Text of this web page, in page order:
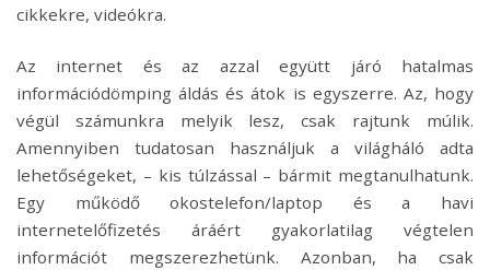
cikkekre, videókra.
Az internet és az azzal együtt járó hatalmas
információdömping áldás és átok is egyszerre. Az, hogy
végül számunkra melyik lesz, csak rajtunk múlik.
Amennyiben tudatosan használjuk a világháló adta
lehetőségeket, – kis túlzással – bármit megtanulhatunk.
Egy működő okostelefon/laptop és a havi
internetelőfizetés áráért gyakorlatilag végtelen
információt megszerezhetünk. Azonban, ha csak